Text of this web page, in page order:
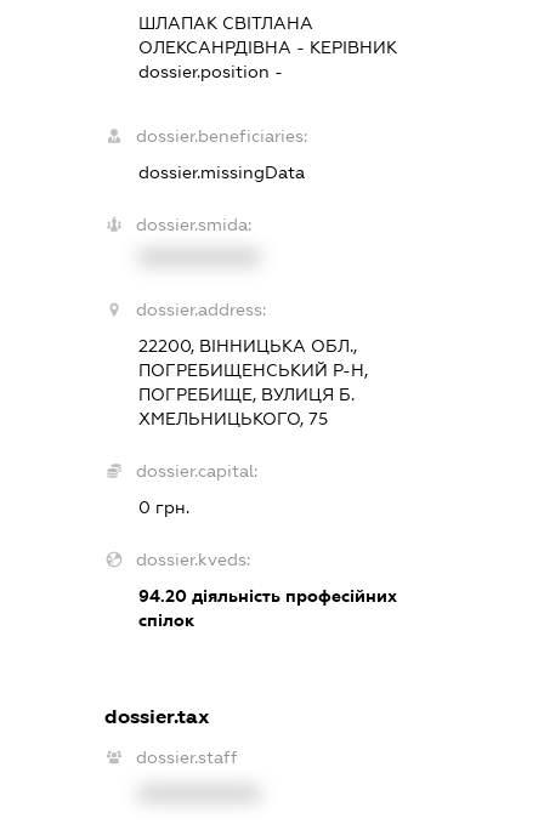
ШЛАПАК СВІТЛАНА
ОЛЕКСАНРДІВНА - КЕРІВНИК
dossier.position -
dossier.beneficiaries:
dossier.missingData
dossier.smida:
dossier.address:
22200, ВІННИЦЬКА ОБЛ.,
ПОГРЕБИЩЕНСЬКИЙ Р-Н,
ПОГРЕБИЩЕ, ВУЛИЦЯ Б.
ХМЕЛЬНИЦЬКОГО, 75
dossier.capital:
0 грн.
dossier.kveds:
94.20 діяльність професійних
спілок
dossier.tax
dossier.staff